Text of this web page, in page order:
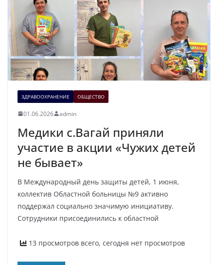
ЗДРАВООХРАНЕНИЕ ОБЩЕСТВО
01.06.2026 admin
Медики с.Вагай приняли
участие в акции «Чужих детей
не бывает»
В Международный день защиты детей, 1 июня,
коллектив Областной больницы №9 активно
поддержал социально значимую инициативу.
Сотрудники присоединились к областной
13 просмотров всего, сегодня нет просмотров